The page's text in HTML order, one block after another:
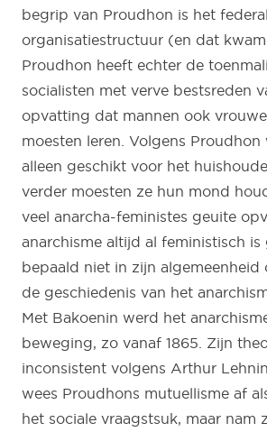
begrip van Proudhon is het
organisatiestructuur (en dat
Proudhon heeft echter de
socialisten met verve bestsreden
opvatting dat mannen ook
moesten leren. Volgens
alleen geschikt voor het
verder moesten ze hun mond
veel anarcha-feministes geuite
anarchisme altijd al feministisch is
bepaald niet in zijn algemeenheid
de geschiedenis van het
Met Bakoenin werd het
beweging, zo vanaf 1865. Zijn
inconsistent volgens Arthur
wees Proudhons mutuellisme af
het sociale vraagstsuk, maar nam